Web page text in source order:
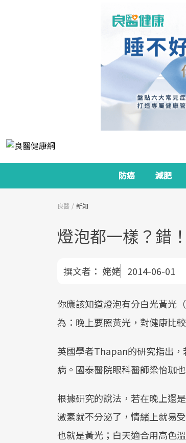
防癌 減肥
良醫 新知
燈泡都一樣？錯
撰文者： 姥姥 2014-06-01
你應該知道燈泡有分白光黃光
為：晚上要照黃光，對健康比較
英國學者Thapan的研究指出
病。國泰醫院眼科醫師梁怡珈
根據研究的說法，若在晚上還
激素就不分泌了，情緒上就易
也就是黃光；白天適合用高色